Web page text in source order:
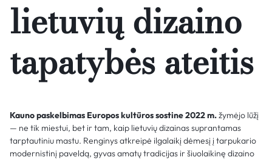
lietuvių dizaino
tapatybės ateitis
Kauno paskelbimas Europos kultūros sostine 2022 m.žymėjo lūžį
— ne tik miestui, bet ir tam, kaip lietuvių dizainas suprantamas
tarptautiniu mastu. Renginys atkreipė ilgalaikį dėmesį į tarpukario
modernistinį paveldą, gyvas amatų tradicijas ir šiuolaikinę dizaino